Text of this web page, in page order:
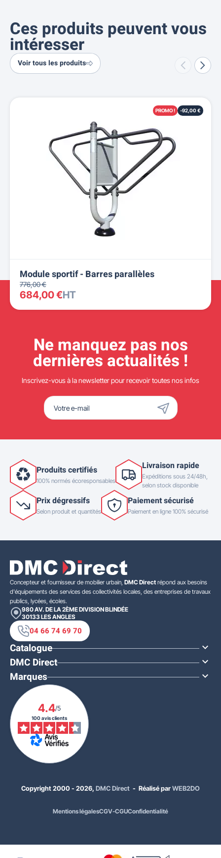
Ces produits peuvent vous
intéresser
Voir tous les produits
PROMO ! -92,00 €
Module sportif - Barres parallèles
776,00 €
684,00 €HT
Ne manquez pas nos
dernières actualités !
Inscrivez-vous à la newsletter pour recevoir toutes nos infos
Produits certifiés
100% normés écoresponsables
Livraison rapide
Expéditions sous 24/48h,
selon stock disponible
Prix dégressifs
Selon produit et quantités
Paiement sécurisé
Paiement en ligne 100% sécurisé
Concepteur et fournisseur de mobilier urbain, DMC Direct répond aux besoins
d'équipements des services des collectivités locales, des entreprises de travaux
publics, lycées, écoles.
980 AV. DE LA 2ÈME DIVISION BLINDÉE
30133 LES ANGLES
04 66 74 69 70
Catalogue 
DMC Direct 
Marques 
4.4/5
100 avis clients
Copyright 2000 - 2026, DMC Direct - Réalisé parWEB2DO
Mentions légalesCGV-CGUConfidentialité